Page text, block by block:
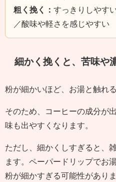
粗く挽く： すっきりしやす
／酸味や軽さを感じやすい
細かく挽くと、苦味や
粉が細かいほど、お湯と触れ
そのため、コーヒーの成分が
味も出やすくなります。
ただし、細かくしすぎると、
ます。ペーパードリップでお
粉が細かすぎる可能性がありま